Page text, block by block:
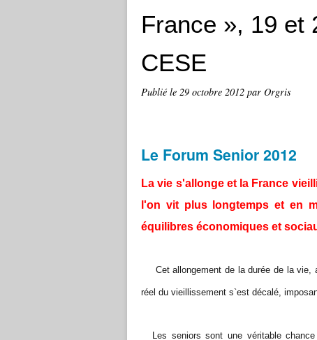
France », 19 et
CESE
Publié le 29 octobre 2012 par Orgris
Le Forum Senior 2012
La vie s'allonge et la France
l'on vit plus longtemps et en
équilibres économiques et
Cet allongement de la durée de la vie,
réel du vieillissement s`est décalé,
Les seniors sont une véritable